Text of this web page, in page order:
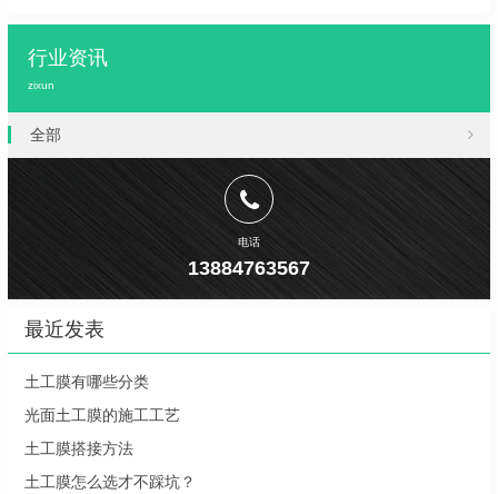
行业资讯
zixun
全部
电话
13884763567
最近发表
土工膜有哪些分类
光面土工膜的施工工艺
土工膜搭接方法
土工膜怎么选才不踩坑？